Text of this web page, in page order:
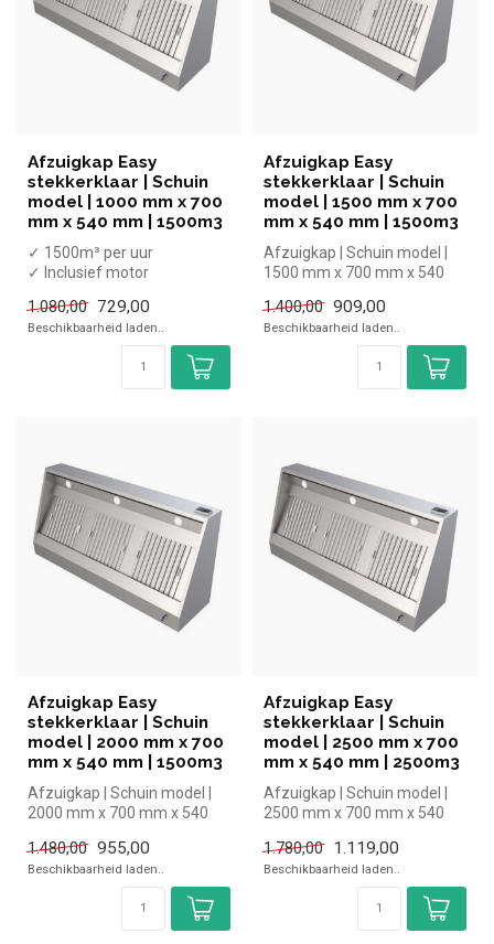
Afzuigkap Easy
stekkerklaar | Schuin
model | 1000 mm x 700
mm x 540 mm | 1500m3
✓ 1500m³ per uur
✓ Inclusief motor
✓ Plug & play
✓ Breedte...
1.080,00 729,00
Beschikbaarheid laden..
Afzuigkap Easy
stekkerklaar | Schuin
model | 1500 mm x 700
mm x 540 mm | 1500m3
Afzuigkap | Schuin model |
1500 mm x 700 mm x 540
1.400,00 909,00
Beschikbaarheid laden..
Afzuigkap Easy
stekkerklaar | Schuin
model | 2000 mm x 700
mm x 540 mm | 1500m3
Afzuigkap | Schuin model |
2000 mm x 700 mm x 540
kop...
1.480,00 955,00
Beschikbaarheid laden..
Afzuigkap Easy
stekkerklaar | Schuin
model | 2500 mm x 700
mm x 540 mm | 2500m3
Afzuigkap | Schuin model |
2500 mm x 700 mm x 540
kop...
1.780,00 1.119,00
Beschikbaarheid laden..